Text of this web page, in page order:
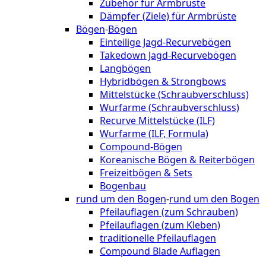
Zubehör für Armbrüste
Dämpfer (Ziele) für Armbrüste
Bögen-Bögen
Einteilige Jagd-Recurvebögen
Takedown Jagd-Recurvebögen
Langbögen
Hybridbögen & Strongbows
Mittelstücke (Schraubverschluss)
Wurfarme (Schraubverschluss)
Recurve Mittelstücke (ILF)
Wurfarme (ILF, Formula)
Compound-Bögen
Koreanische Bögen & Reiterbögen
Freizeitbögen & Sets
Bogenbau
rund um den Bogen-rund um den Bogen
Pfeilauflagen (zum Schrauben)
Pfeilauflagen (zum Kleben)
traditionelle Pfeilauflagen
Compound Blade Auflagen